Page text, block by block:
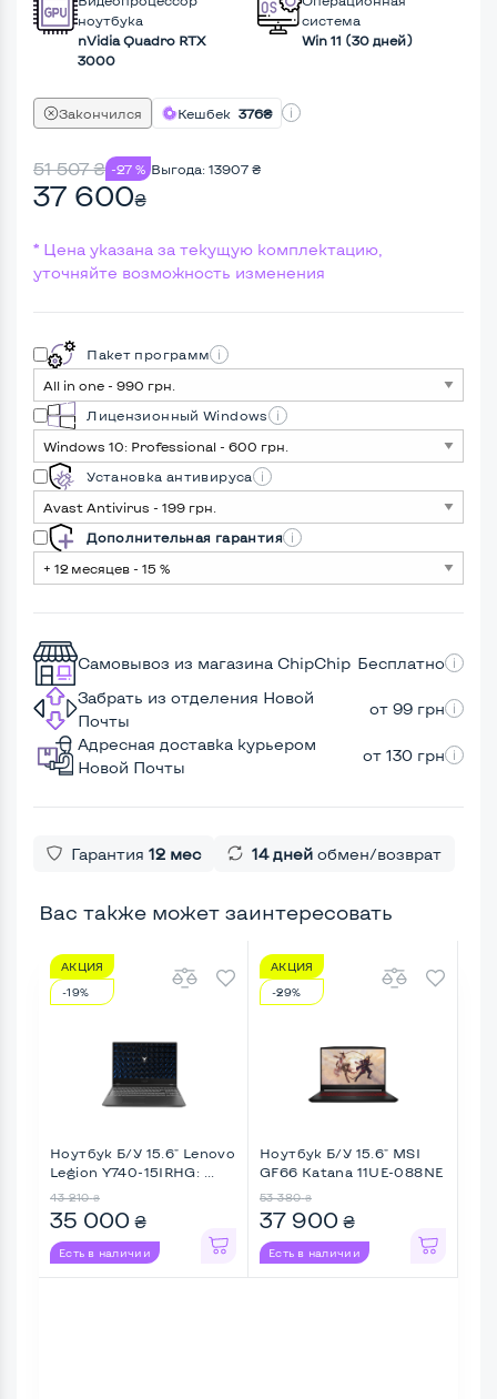
ноутбука
nVidia Quadro RTX
3000
система
Win 11 (30 дней)
Закончился Кешбек 376₴
51 507₴ -27 % Выгода: 13907 ₴
37 600₴
* Цена указана за текущую комплектацию,
уточняйте возможность изменения
Пакет программ
Лицензионный Windows
Установка антивируса
Дополнительная гарантия
Самовывоз из магазина ChipChip Бесплатно
Забрать из отделения Новой
Почты
от 99 грн
Адресная доставка курьером
Новой Почты
от 130 грн
Гарантия 12 мес 14 дней обмен/возврат
Вас также может заинтересовать
АКЦИЯ
-19%
Ноутбук Б/У 15.6" Lenovo
Legion Y740-15IRHG: ...
43 210 ₴
35 000 ₴
Есть в наличии
АКЦИЯ
-29%
Ноутбук Б/У 15.6" MSI
GF66 Katana 11UE-088NE
53 380 ₴
37 900 ₴
Есть в наличии